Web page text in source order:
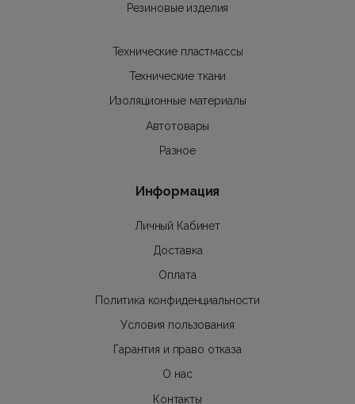
Резиновые изделия
Технические пластмассы
Технические ткани
Изоляционные материалы
Автотовары
Разное
Информация
Личный Кабинет
Доставка
Оплата
Политика конфиденциальности
Условия пользования
Гарантия и право отказа
О нас
Контакты